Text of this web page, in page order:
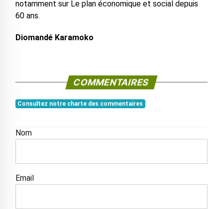
notamment sur Le plan économique et social depuis
60 ans.
Diomandé Karamoko
COMMENTAIRES
Consultez notre charte des commentaires
Nom
Email